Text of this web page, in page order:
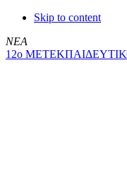
Skip to content
ΝΕΑ
12ο